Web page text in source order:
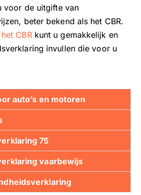
voor de uitgifte van
beter bekend als het CBR.
CBRkunt u gemakkelijk en
invullen die voor u
auto’s en motoren
75
vaarbewijs